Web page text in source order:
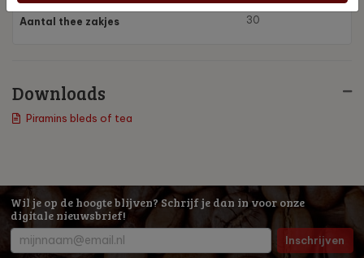
Aantal thee zakjes 30
Downloads
Piramins bleds of tea
Wil je op de hoogte blijven? Schrijf je dan in voor onze
digitale nieuwsbrief!
Inschrijven